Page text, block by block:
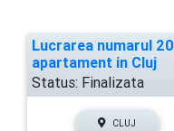
Lucrarea numarul
apartament in Cluj
Status: Finalizata
CLUJ